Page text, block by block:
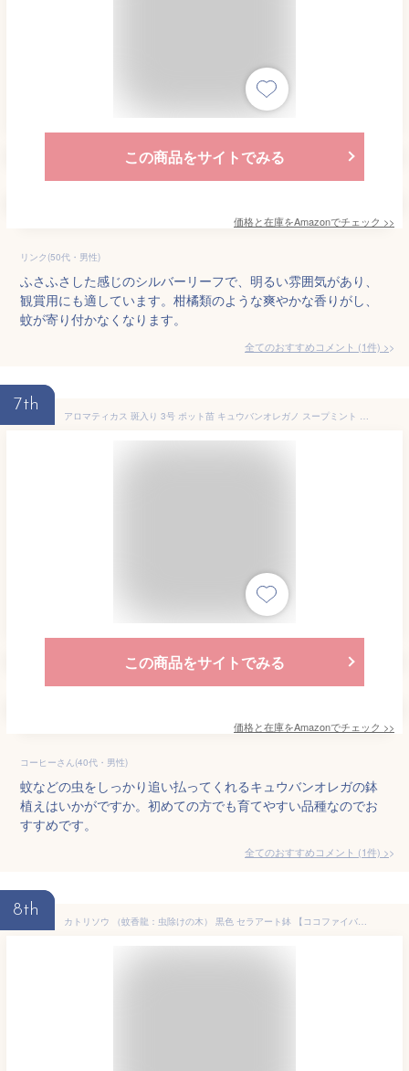
この商品をサイトでみる
価格と在庫をAmazonでチェック >>
リンク(50代・男性)
ふさふさした感じのシルバーリーフで、明るい雰囲気があり、
観賞用にも適しています。柑橘類のような爽やかな香りがし、
蚊が寄り付かなくなります。
全てのおすすめコメント (1件) >
7th
アロマティカス 斑入り 3号 ポット苗 キュウバンオレガノ スープミント ハーブ 増やし方 鉢植え 寄せ植え 忌避植物
この商品をサイトでみる
価格と在庫をAmazonでチェック >>
コーヒーさん(40代・男性)
蚊などの虫をしっかり追い払ってくれるキュウバンオレガの鉢
植えはいかがですか。初めての方でも育てやすい品種なのでお
すすめです。
全てのおすすめコメント (1件) >
8th
カトリソウ （蚊香龍：虫除けの木） 黒色 セラアート鉢 【ココファイバー・受皿】大型 カコロン カーコロン ニオイゼラニウム ローズゼラニウム ニオイテンジクアオイ 匂天竺葵 蚊取草 蚊酔草 蚊連草 Pelargonium graveolens 3